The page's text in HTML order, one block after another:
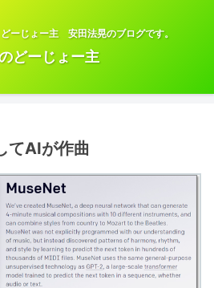
どーじょー主 安田法晃のブログです。
どーじょー主
てAIが作曲